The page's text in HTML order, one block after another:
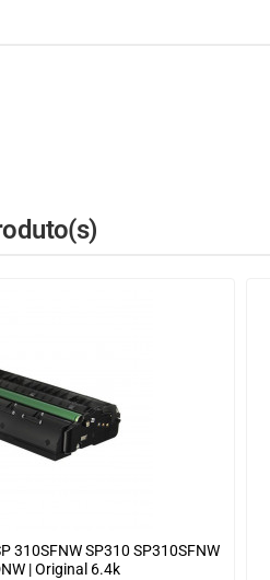
310SFNW SP310 SP310SFNW
| Original 6.4k